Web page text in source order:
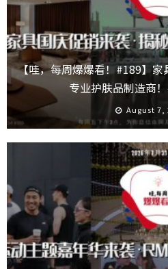
【哇，每周爆爆看！#189】
专业护肤品制造商
August 7,